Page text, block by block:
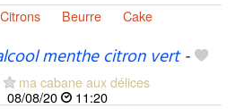
Citrons Beurre Cake
menthe citron vert-
ma cabane aux délices
08/08/20
11:20